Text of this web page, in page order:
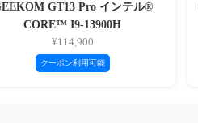
GT13 Pro インテル®
CORE™ I9-13900H
¥114,900
クーポン利用可能